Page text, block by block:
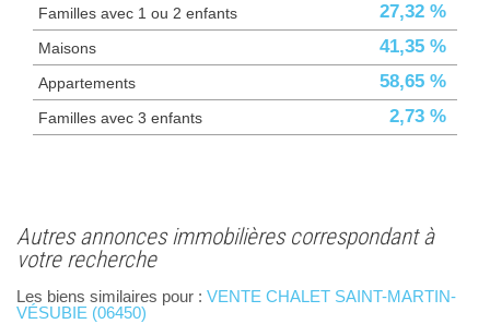
Familles avec 1 ou 2 enfants 27,32 %
Maisons 41,35 %
Appartements 58,65 %
Familles avec 3 enfants 2,73 %
autres annonces immobilières correspondant à
votre recherche
Les biens similaires pour : VENTE CHALET SAINT-MARTIN-
VÉSUBIE (06450)